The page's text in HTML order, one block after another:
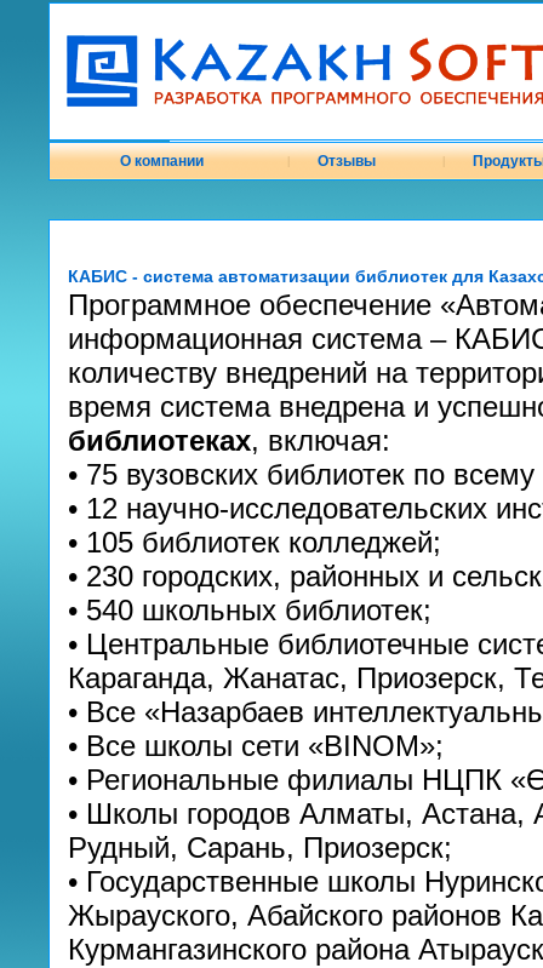
О компании Отзывы
КАБИС - система автоматизации библиотек для
Программное обеспечение
информационная система –
количеству внедрений на
время система внедрена и
библиотеках, включая:
• 75 вузовских библиотек по
• 12 научно-исследовательских
• 105 библиотек колледжей;
• 230 городских, районных и
• 540 школьных библиотек;
• Центральные библиотечные
Караганда, Жанатас, Приозерск,
• Все «Назарбаев
• Все школы сети «BINOM»;
• Региональные филиалы НЦПК
• Школы городов Алматы, Астана,
Рудный, Сарань, Приозерск;
• Государственные школы
Жырауского, Абайского районов
Курмангазинского района